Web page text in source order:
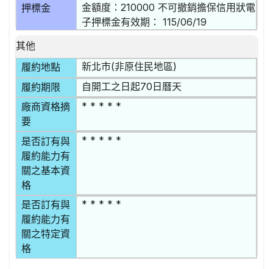
押標金
金額度：210000 不可撤銷擔保信用狀電
子押標金有效期： 115/06/19
其他
履約地點
新北市(非原住民地區)
履約期限 自開工之日起70日曆天
廠商資格摘
要
* * * * *
是否訂有與
履約能力有
關之基本資
格
* * * * *
是否訂有與
履約能力有
關之特定資
格
* * * * *